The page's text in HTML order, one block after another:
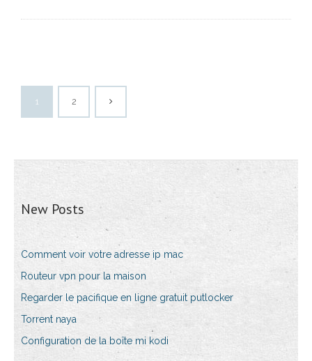
1 2
New Posts
Comment voir votre adresse ip mac
Routeur vpn pour la maison
Regarder le pacifique en ligne gratuit putlocker
Torrent naya
Configuration de la boîte mi kodi